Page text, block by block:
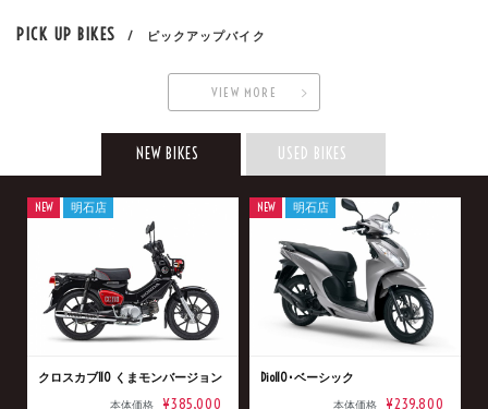
PICK UP BIKES / ピックアップバイク
VIEW MORE
NEW BIKES USED BIKES
クロスカブ110 くまモンバージョン
本体価格 ¥385,000
NEW 明石店
Dio110･ベーシック
本体価格 ¥239,800
NEW 明石店